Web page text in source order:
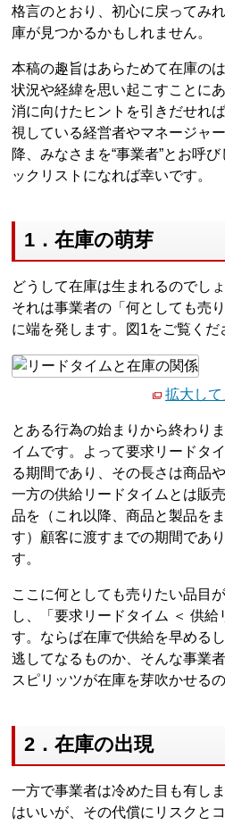
格言のとおり、初心に戻ってみ
庫が見つかるかもしれません。
本稿の趣旨はあらためて在庫の
状況や経緯を思い起こすことに
消に向けたヒントを引きだせれ
視している経営者やマネージャ
降、みなさまを“事業者”とお呼
ックリストになれば幸いです。
1．在庫の萌芽
どうして在庫は生まれるのでし
それは事業者の「何としても売
に端を発します。図1をご覧くだ
拡大して
とある行為の始まりから終わり
イムです。よって要求リードタ
る期間であり、その長さは商品
一方の供給リードタイムとは販
品を（これ以降、商品と製品を
す）顧客に渡すまでの期間であ
す。
ここに何としても売りたい品目
し、「要求リードタイム ＜ 供
す。ならば在庫で供給を早める
逃してなるものか、そんな事業
スピリッツが在庫を芽吹かせるの
2．在庫の出現
一方で事業者は冷めた目も有し
はいいが、その代償にリスクと